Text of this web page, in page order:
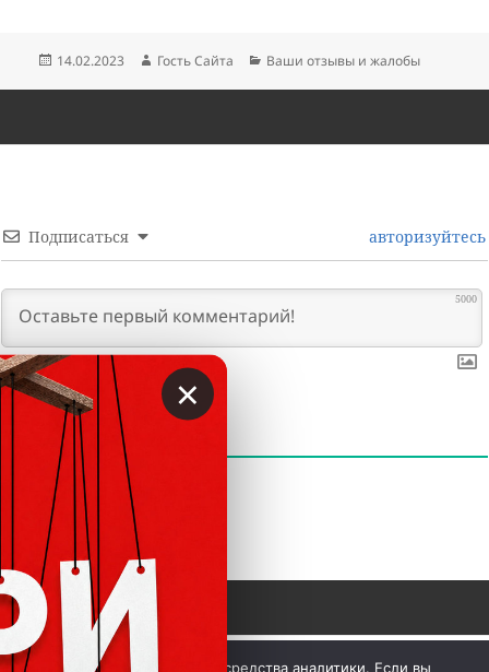
Опубликовано
14.02.2023 Автор
Гость Сайта Рубрики
Ваши отзывы и жалобы
Подписаться авторизуйтесь
5000
КОММЕНТАРИИ
Мы используем куки и средства аналитики. Если вы
×